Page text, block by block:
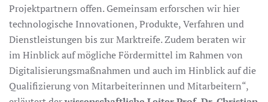
Projektpartnern offen. Gemeinsam erforschen wir hier
technologische Innovationen, Produkte, Verfahren und
Dienstleistungen bis zur Marktreife. Zudem beraten wir
im Hinblick auf mögliche Fördermittel im Rahmen von
Digitalisierungsmaßnahmen und auch im Hinblick auf die
Qualifizierung von Mitarbeiterinnen und Mitarbeitern“,